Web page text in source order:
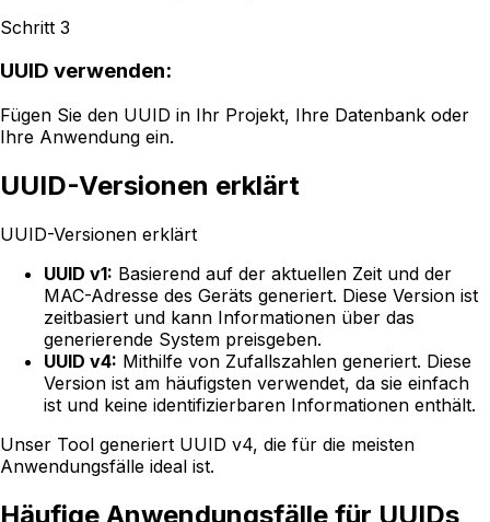
Schritt 3
UUID verwenden:
Fügen Sie den UUID in Ihr Projekt, Ihre Datenbank oder
Ihre Anwendung ein.
UUID-Versionen erklärt
UUID-Versionen erklärt
UUID v1: Basierend auf der aktuellen Zeit und der
MAC-Adresse des Geräts generiert. Diese Version ist
zeitbasiert und kann Informationen über das
generierende System preisgeben.
UUID v4: Mithilfe von Zufallszahlen generiert. Diese
Version ist am häufigsten verwendet, da sie einfach
ist und keine identifizierbaren Informationen enthält.
Unser Tool generiert UUID v4, die für die meisten
Anwendungsfälle ideal ist.
Häufige Anwendungsfälle für UUIDs